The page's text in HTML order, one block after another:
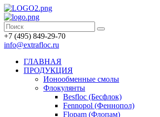
+7 (495) 849-29-70
info@extrafloc.ru
ГЛАВНАЯ
ПРОДУКЦИЯ
Ионообменные смолы
Флокулянты
Besfloc (Бесфлок)
Fennopol (Феннопол)
Flopam (Флопам)